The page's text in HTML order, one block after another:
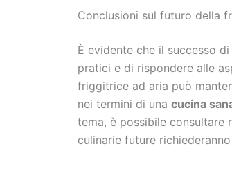
Conclusioni sul futuro della
È evidente che il successo
pratici e di rispondere alle
friggitrice ad aria può
nei termini di una cucina
tema, è possibile consultare
culinarie future